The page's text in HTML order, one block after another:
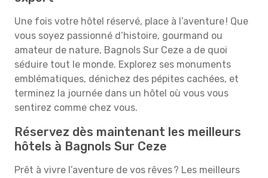
Une fois votre hôtel réservé, place à l’aventure ! Que
vous soyez passionné d’histoire, gourmand ou
amateur de nature, Bagnols Sur Ceze a de quoi
séduire tout le monde. Explorez ses monuments
emblématiques, dénichez des pépites cachées, et
terminez la journée dans un hôtel où vous vous
sentirez comme chez vous.
Réservez dès maintenant les meilleurs
hôtels à Bagnols Sur Ceze
Prêt à vivre l’aventure de vos rêves ? Les meilleurs